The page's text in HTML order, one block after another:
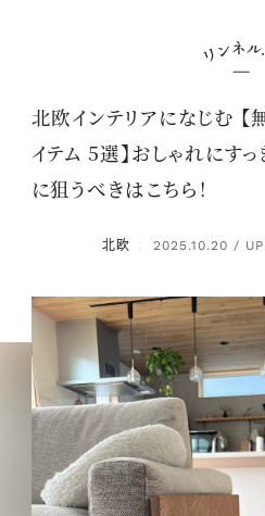
北欧インテリアになじむ
イテム 5選】おしゃれにす
に狙うべきはこちら！
北欧 ： 2025.10.20 /